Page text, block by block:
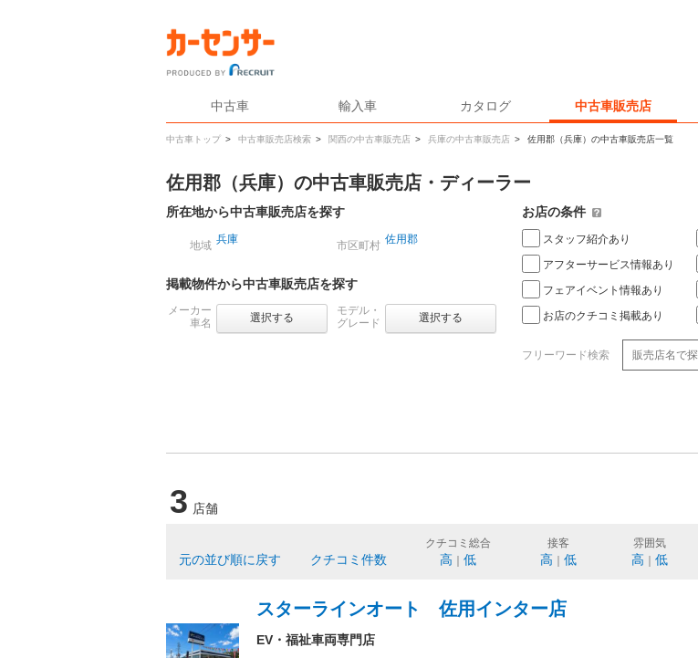
中古車 輸入車 カタログ 中古車販売店
中古車トップ > 中古車販売店検索 > 関西の中古車販売店 > 兵庫の中古車販売店 > 佐用郡（兵庫）の中古車販売店一覧
佐用郡（兵庫）の中古車販売店・ディーラー
所在地から中古車販売店を探す
地域 兵庫 市区町村 佐用郡
掲載物件から中古車販売店を探す
メーカー
車名
選択する
モデル・
グレード
選択する
お店の条件
スタッフ紹介あり
アフターサービス情報あり
フェアイベント情報あり
お店のクチコミ掲載あり
フリーワード検索
3 店舗
元の並び順に戻す クチコミ件数
クチコミ総合
高 低
接客
高 低
雰囲気
高 低
スターラインオート 佐用インター店
EV・福祉車両専門店